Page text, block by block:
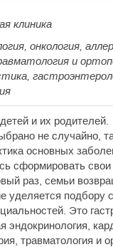
клиника
онкология,
и
и их родителей.
не случайно,
основных
сформировать
раз, семьи
уделяется подбору
Это
эндокринология,
травматология и